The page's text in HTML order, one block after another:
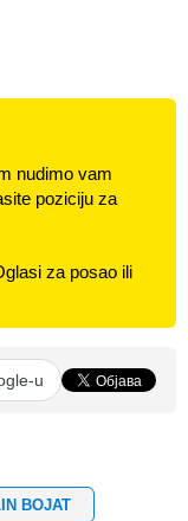
nudimo vam
poziciju za
za posao ili
u
BOJAT